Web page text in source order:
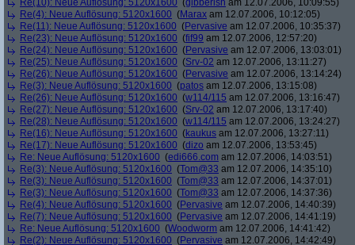
Re(10): Neue Auflösung: 5120x1600 (gibberish am 12.07.2006, 10:09:55)
Re(4): Neue Auflösung: 5120x1600 (Marax am 12.07.2006, 10:12:05)
Re(11): Neue Auflösung: 5120x1600 (Pervasive am 12.07.2006, 10:35:37)
Re(23): Neue Auflösung: 5120x1600 (fif99 am 12.07.2006, 12:57:20)
Re(24): Neue Auflösung: 5120x1600 (Pervasive am 12.07.2006, 13:03:01)
Re(25): Neue Auflösung: 5120x1600 (Srv-02 am 12.07.2006, 13:11:27)
Re(26): Neue Auflösung: 5120x1600 (Pervasive am 12.07.2006, 13:14:24)
Re(3): Neue Auflösung: 5120x1600 (patos am 12.07.2006, 13:15:08)
Re(26): Neue Auflösung: 5120x1600 (w114/115 am 12.07.2006, 13:16:47)
Re(27): Neue Auflösung: 5120x1600 (Srv-02 am 12.07.2006, 13:17:40)
Re(28): Neue Auflösung: 5120x1600 (w114/115 am 12.07.2006, 13:24:27)
Re(16): Neue Auflösung: 5120x1600 (kaukus am 12.07.2006, 13:27:11)
Re(17): Neue Auflösung: 5120x1600 (dizo am 12.07.2006, 13:53:45)
Re: Neue Auflösung: 5120x1600 (edi666.com am 12.07.2006, 14:03:51)
Re(3): Neue Auflösung: 5120x1600 (Tom@33 am 12.07.2006, 14:35:10)
Re(3): Neue Auflösung: 5120x1600 (Tom@33 am 12.07.2006, 14:37:01)
Re(3): Neue Auflösung: 5120x1600 (Tom@33 am 12.07.2006, 14:37:36)
Re(4): Neue Auflösung: 5120x1600 (Pervasive am 12.07.2006, 14:40:39)
Re(7): Neue Auflösung: 5120x1600 (Pervasive am 12.07.2006, 14:41:19)
Re: Neue Auflösung: 5120x1600 (Woodworm am 12.07.2006, 14:41:42)
Re(2): Neue Auflösung: 5120x1600 (Pervasive am 12.07.2006, 14:42:49)